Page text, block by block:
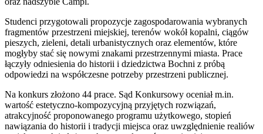
Studenci przygotowali propozycje zagospodarowania wybranych
fragmentów przestrzeni miejskiej, terenów wokół kopalni, ciągów
pieszych, zieleni, detali urbanistycznych oraz elementów, które
mogłyby stać się nowymi znakami przestrzennymi miasta. Prace
łączyły odniesienia do historii i dziedzictwa Bochni z próbą
odpowiedzi na współczesne potrzeby przestrzeni publicznej.
Na konkurs złożono 44 prace. Sąd Konkursowy oceniał m.in.
wartość estetyczno-kompozycyjną przyjętych rozwiązań,
atrakcyjność proponowanego programu użytkowego, stopień
nawiązania do historii i tradycji miejsca oraz uwzględnienie realiów